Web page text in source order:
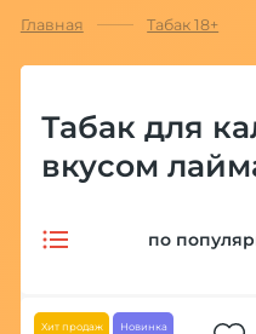
Главная Табак 18+
Табак для
вкусом
по
Хит продаж Новинка